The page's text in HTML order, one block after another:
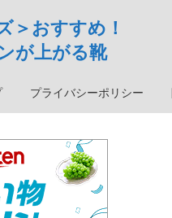
＞おすすめ！
が上がる靴
プライバシーポリシー